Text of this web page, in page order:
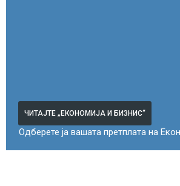
ЧИТАЈТЕ „ЕКОНОМИЈА И БИЗНИС“
Одберете ја вашата претплата на